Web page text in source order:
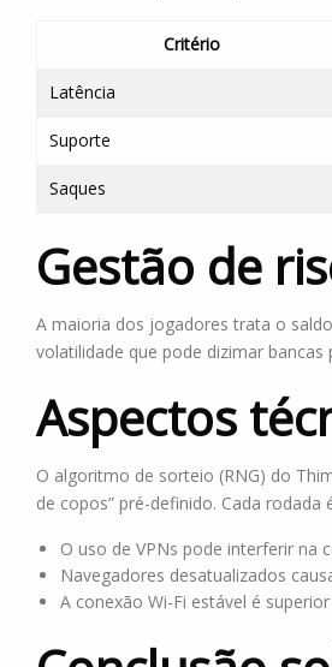
Critério
Latência
Suporte
Saques
Gestão de
A maioria dos jogadores trata o
volatilidade que pode dizimar
Aspectos
O algoritmo de sorteio (RNG) do
de copos” pré-definido. Cada
O uso de VPNs pode interferir na
Navegadores desatualizados
A conexão Wi-Fi estável é